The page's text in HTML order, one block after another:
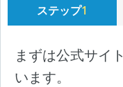
ステップ1
まずは公式サイ
います。